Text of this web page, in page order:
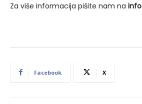
Za više informacija pišite nam na
Facebook X